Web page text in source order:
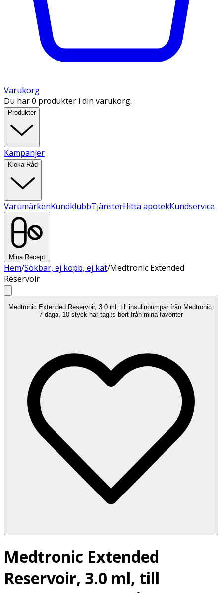
Varukorg
Du har 0 produkter i din varukorg.
Produkter
Kampanjer
Kloka Råd
VarumärkenKundklubbTjänsterHitta apotekKundservice
Mina Recept
Hem/Sökbar, ej köpb, ej kat/Medtronic Extended
Reservoir
Medtronic Extended Reservoir, 3.0 ml, till insulinpumpar från Medtronic.
7 daga, 10 styck har tagits bort från mina favoriter
Medtronic Extended
Reservoir, 3.0 ml, till